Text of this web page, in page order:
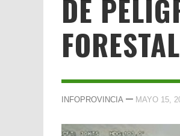
DE
INFOPROVINCIA — MAYO 15,